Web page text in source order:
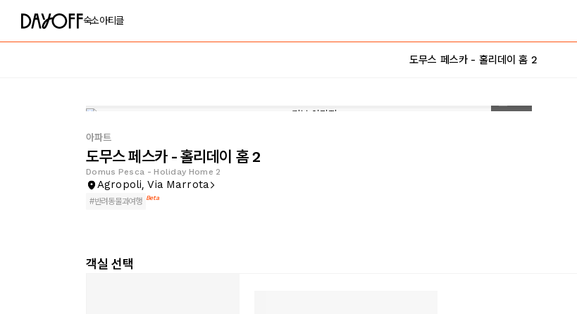
숙소아티클
도무스 페스카 - 홀리데이 홈 2
아파트
도무스 페스카 - 홀리데이 홈 2
Domus Pesca - Holiday Home 2
Agropoli, Via Marrota
#반려동물과여행 Beta
객실 선택